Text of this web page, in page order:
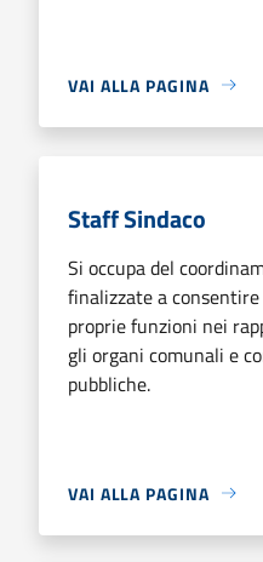
VAI ALLA PAGINA
Staff Sindaco
Si occupa del
finalizzate a
proprie funzioni nei
gli organi comunali e
pubbliche.
VAI ALLA PAGINA